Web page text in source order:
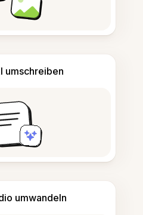
umschreiben
umwandeln